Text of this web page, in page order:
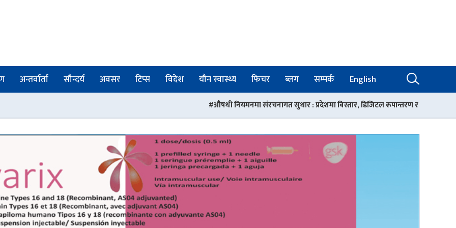
अन्तर्वार्ता सौन्दर्य अवसर टिप्स विदेश यौन स्वास्थ्य फिचर ब्लग सम्पर्क English
औषधी नियमनमा संरचनागत सुधार : प्रदेशमा बिस्तार, डिजिटल रूपान्तरण र गुणस्तरको आधार